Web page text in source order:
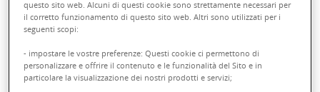
questo sito web. Alcuni di questi cookie sono strettamente necessari per
il corretto funzionamento di questo sito web. Altri sono utilizzati per i
seguenti scopi:
- impostare le vostre preferenze: Questi cookie ci permettono di
personalizzare e offrire il contenuto e le funzionalità del Sito e in
particolare la visualizzazione dei nostri prodotti e servizi;